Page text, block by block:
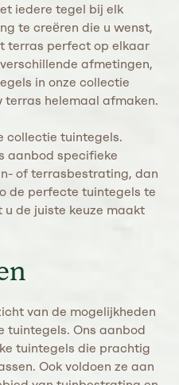
iedere tegel bij elk
te creëren die u wenst,
terras perfect op elkaar
afmetingen,
in onze collectie
terras helemaal afmaken.
collectie tuintegels.
aanbod specifieke
of terrasbestrating, dan
de perfecte tuintegels te
u de juiste keuze maakt
van de mogelijkheden
tuintegels. Ons aanbod
tuintegels die prachtig
Ook voldoen ze aan